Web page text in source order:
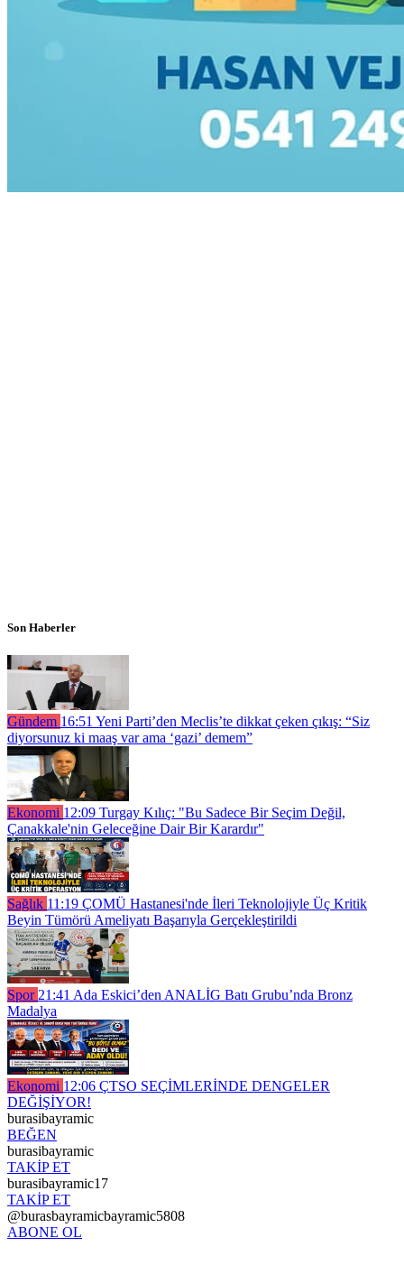
Son Haberler
Gündem 16:51 Yeni Parti’den Meclis’te dikkat çeken çıkış: “Siz
diyorsunuz ki maaş var ama ‘gazi’ demem”
Ekonomi 12:09 Turgay Kılıç: "Bu Sadece Bir Seçim Değil,
Çanakkale'nin Geleceğine Dair Bir Karardır"
Sağlık 11:19 ÇOMÜ Hastanesi'nde İleri Teknolojiyle Üç Kritik
Beyin Tümörü Ameliyatı Başarıyla Gerçekleştirildi
Spor 21:41 Ada Eskici’den ANALİG Batı Grubu’nda Bronz
Madalya
Ekonomi 12:06 ÇTSO SEÇİMLERİNDE DENGELER
DEĞİŞİYOR!
burasibayramic
BEĞEN
burasibayramic
TAKİP ET
burasibayramic17
TAKİP ET
@burasbayramicbayramic5808
ABONE OL